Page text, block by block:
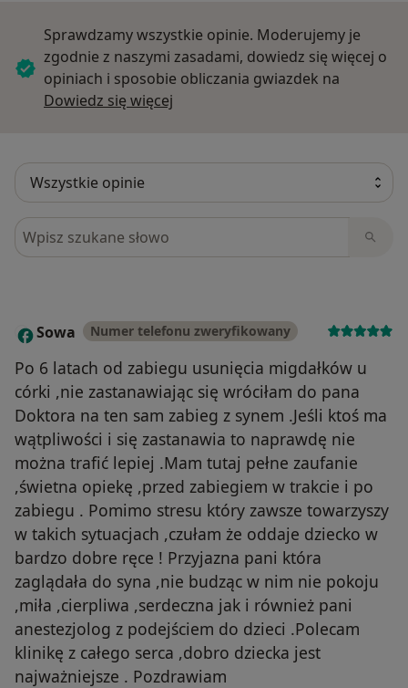
Sprawdzamy wszystkie opinie. Moderujemy je
zgodnie z naszymi zasadami, dowiedz się więcej o
opiniach i sposobie obliczania gwiazdek na
Dowiedz się więcej
Szukaj w opiniach
S Sowa Numer telefonu zweryfikowany
Po 6 latach od zabiegu usunięcia migdałków u
córki ,nie zastanawiając się wróciłam do pana
Doktora na ten sam zabieg z synem .Jeśli ktoś ma
wątpliwości i się zastanawia to naprawdę nie
można trafić lepiej .Mam tutaj pełne zaufanie
,świetna opiekę ,przed zabiegiem w trakcie i po
zabiegu . Pomimo stresu który zawsze towarzyszy
w takich sytuacjach ,czułam że oddaje dziecko w
bardzo dobre ręce ! Przyjazna pani która
zaglądała do syna ,nie budząc w nim nie pokoju
,miła ,cierpliwa ,serdeczna jak i również pani
anestezjolog z podejściem do dzieci .Polecam
klinikę z całego serca ,dobro dziecka jest
najważniejsze . Pozdrawiam